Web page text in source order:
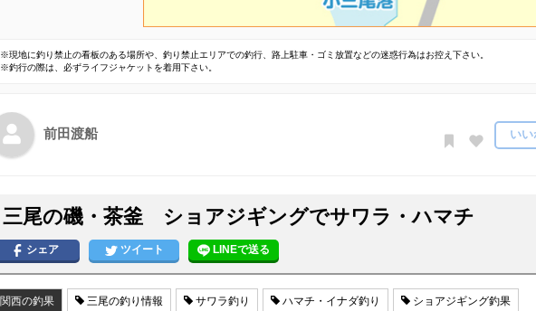
※現地に釣り禁止の看板のある場所や、釣り禁止エリアでの釣行、路上駐車・ゴミ放置などの迷惑行為はお控え下さい。
※釣行の際は、必ずライフジャケットを着用下さい。
前田渡船 い
三尾の磯・茶釜 ショアジギングでサワラ・ハマチ
シェア ツイート LINEで送る
関西の釣果 三尾の釣り情報 サワラ釣り ハマチ・イナダ釣り ショアジギング釣果